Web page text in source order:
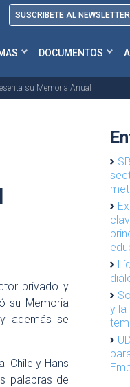
SUSCRIBETE AL NEWSLETTER
DOCUMENTOS
su Memoria Anual
privado y
su Memoria
además se
Chile y Hans
palabras de
y la